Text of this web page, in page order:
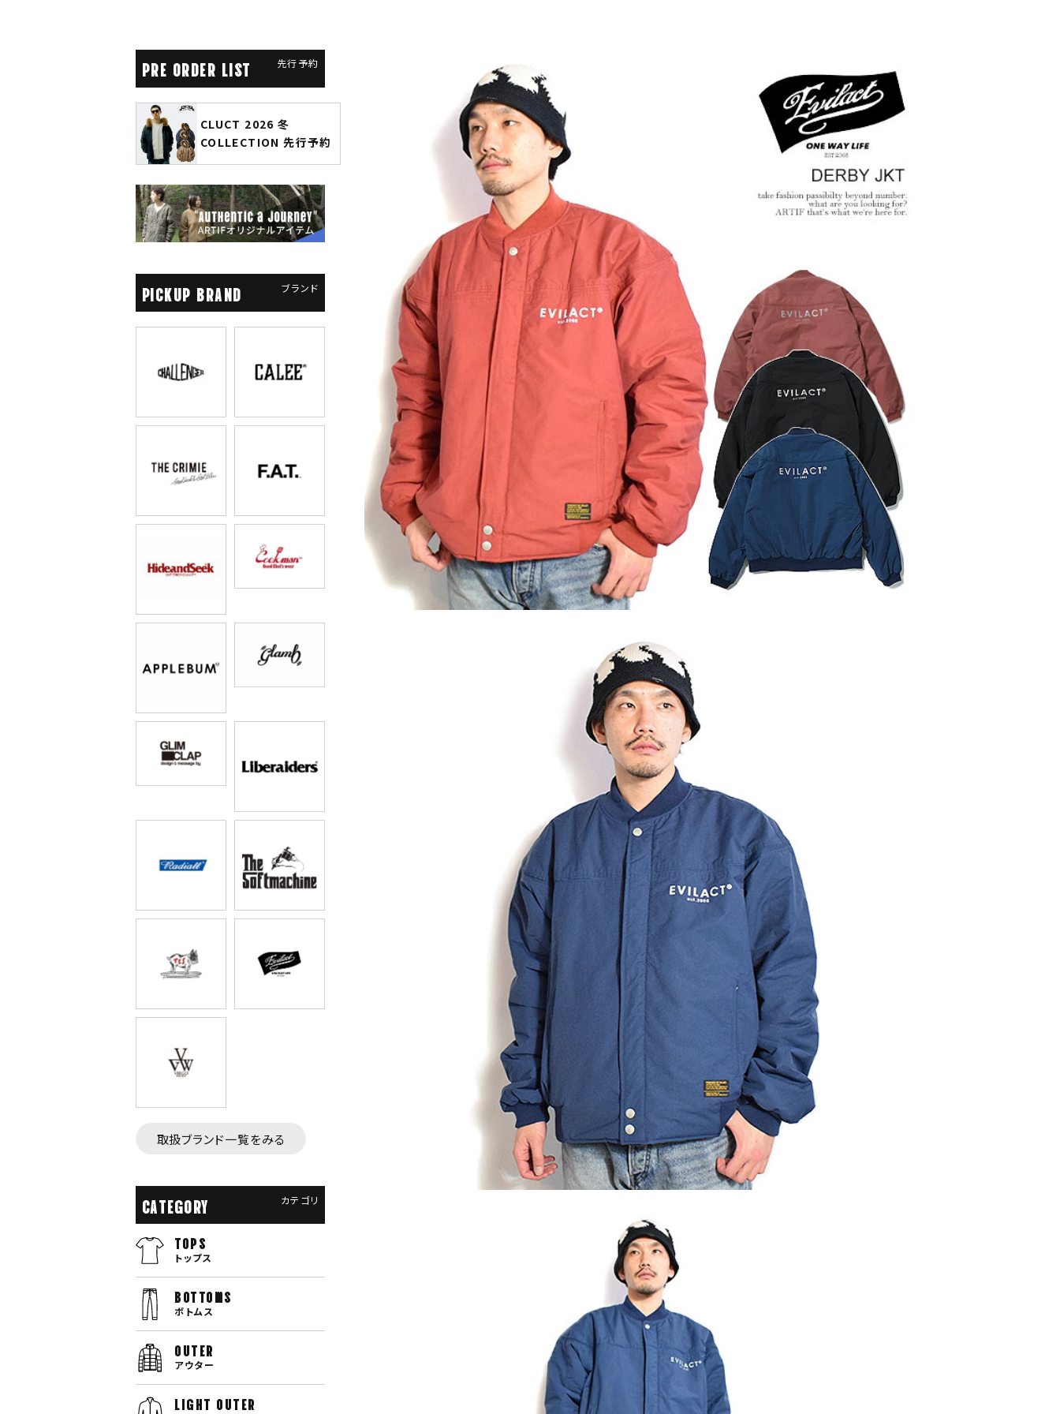
PRE ORDER LIST 先行予約
glamb × 劇場版『チェン
ソーマン レゼ篇』第2弾
先行予約
GLIMCLAP 2026 秋冬
1st 先行予約
glamb – 映画「スター・
ウォーズ／マンダロリア
ン・アンド・グローグー」カ
プセルコレクション
PICKUP BRAND ブランド
取扱ブランド一覧をみる
CATEGORY カテゴリ
TOPS
トップス
bottoms
ボトムス
OUTER
アウター
LIGHT OUTER